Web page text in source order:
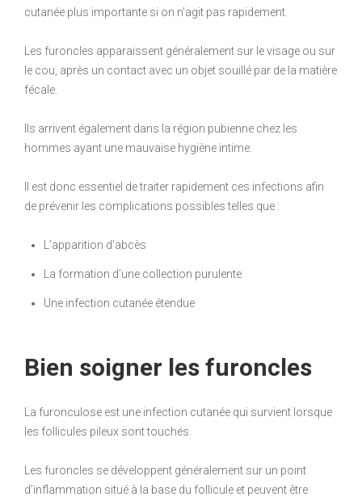
cutanée plus importante si on n’agit pas rapidement.
Les furoncles apparaissent généralement sur le visage ou sur
le cou, après un contact avec un objet souillé par de la matière
fécale.
Ils arrivent également dans la région pubienne chez les
hommes ayant une mauvaise hygiène intime.
Il est donc essentiel de traiter rapidement ces infections afin
de prévenir les complications possibles telles que :
L’apparition d’abcès
La formation d’une collection purulente
Une infection cutanée étendue
Bien soigner les furoncles
La furonculose est une infection cutanée qui survient lorsque
les follicules pileux sont touchés.
Les furoncles se développent généralement sur un point
d’inflammation situé à la base du follicule et peuvent être